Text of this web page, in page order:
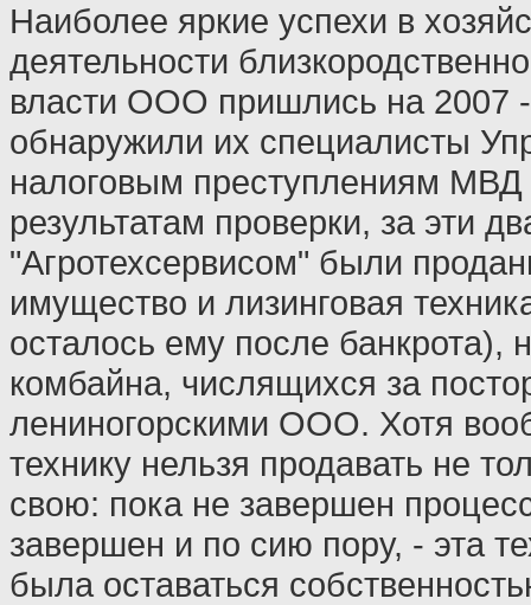
Наиболее яркие успехи в
деятельности
власти ООО пришлись на 2007
обнаружили их специалисты
налоговым преступлениям
результатам проверки, за эти
"Агротехсервисом" были
имущество и лизинговая
осталось ему после банкрота),
комбайна, числящихся за
лениногорскими ООО. Хотя
технику нельзя продавать не
свою: пока не завершен
завершен и по сию пору, - эта
была оставаться